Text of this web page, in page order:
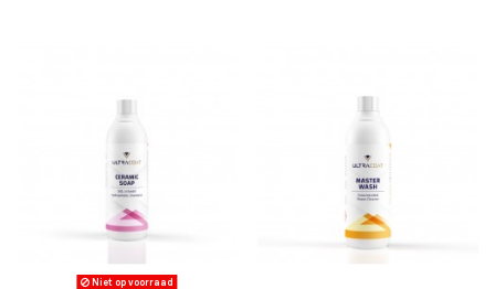
Niet op voorraad